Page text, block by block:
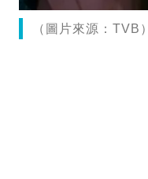
（圖片來源：TVB）